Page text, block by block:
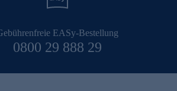
EASy-Bestellung
0800 29 888 29